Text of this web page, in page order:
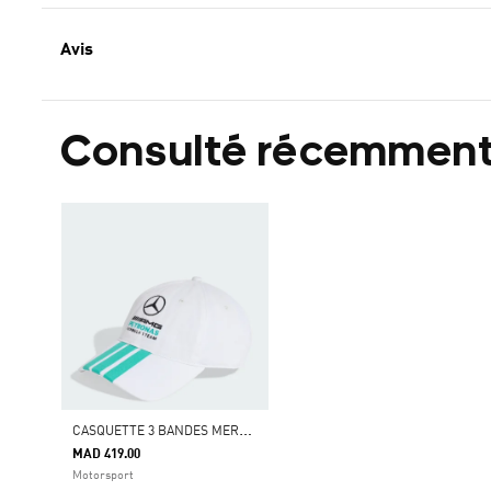
Avis
Consulté
C
ASQUETTE 3 BANDES MERCEDES - AMG PETRONAS FORMULA 1 TEAM DNA
MAD 419.00
Motorsport